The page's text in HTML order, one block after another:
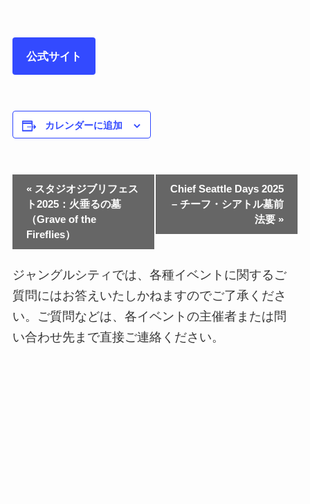
公式サイト
カレンダーに追加
«スタジオジブリフェス
ト2025：火垂るの墓
（Grave of the
Fireflies）
Chief Seattle Days 2025
– チーフ・シアトル墓前
法要 »
ジャングルシティでは、各種イベントに関するご
質問にはお答えいたしかねますのでご了承くださ
い。ご質問などは、各イベントの主催者または問
い合わせ先まで直接ご連絡ください。